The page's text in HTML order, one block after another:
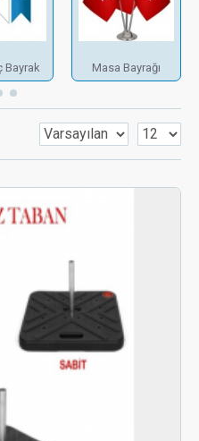
Bayrak Masa Bayrağı